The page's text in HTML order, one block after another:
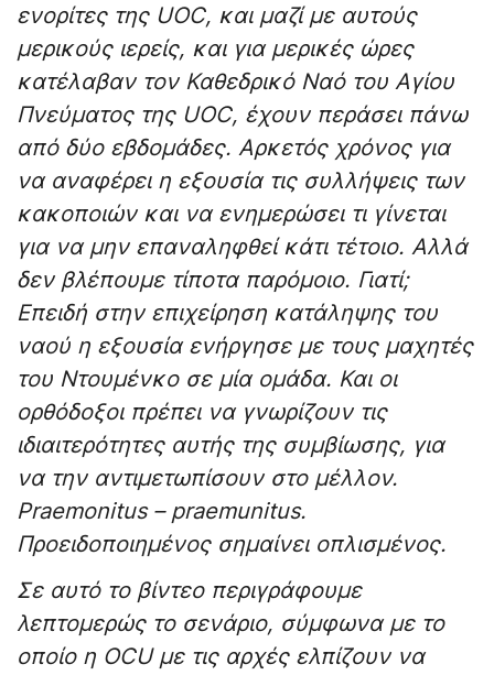
ενορίτες της UOC, και μαζί με αυτούς
μερικούς ιερείς, και για μερικές ώρες
κατέλαβαν τον Καθεδρικό Ναό του Αγίου
Πνεύματος της UOC, έχουν περάσει πάνω
από δύο εβδομάδες. Αρκετός χρόνος για
να αναφέρει η εξουσία τις συλλήψεις των
κακοποιών και να ενημερώσει τι γίνεται
για να μην επαναληφθεί κάτι τέτοιο. Αλλά
δεν βλέπουμε τίποτα παρόμοιο. Γιατί;
Επειδή στην επιχείρηση κατάληψης του
ναού η εξουσία ενήργησε με τους μαχητές
του Ντουμένκο σε μία ομάδα. Και οι
ορθόδοξοι πρέπει να γνωρίζουν τις
ιδιαιτερότητες αυτής της συμβίωσης, για
να την αντιμετωπίσουν στο μέλλον.
Praemonitus – praemunitus.
Προειδοποιημένος σημαίνει οπλισμένος.
Σε αυτό το βίντεο περιγράφουμε
λεπτομερώς το σενάριο, σύμφωνα με το
οποίο η OCU με τις αρχές ελπίζουν να